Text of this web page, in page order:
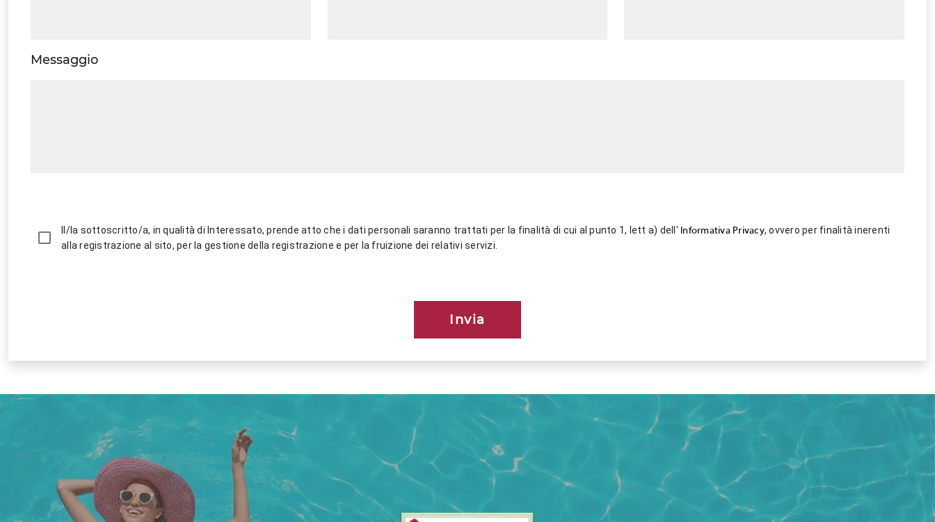
Messaggio
Il/la sottoscritto/a, in qualità di Interessato, prende atto che i dati personali saranno trattati per la finalità di cui al punto 1, lett a) dell' Informativa Privacy, ovvero per finalità inerenti
alla registrazione al sito, per la gestione della registrazione e per la fruizione dei relativi servizi.
Invia